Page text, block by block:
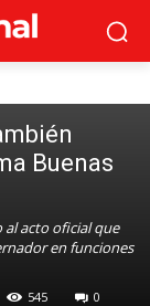
Buenas
al acto oficial que
en funciones
545 0